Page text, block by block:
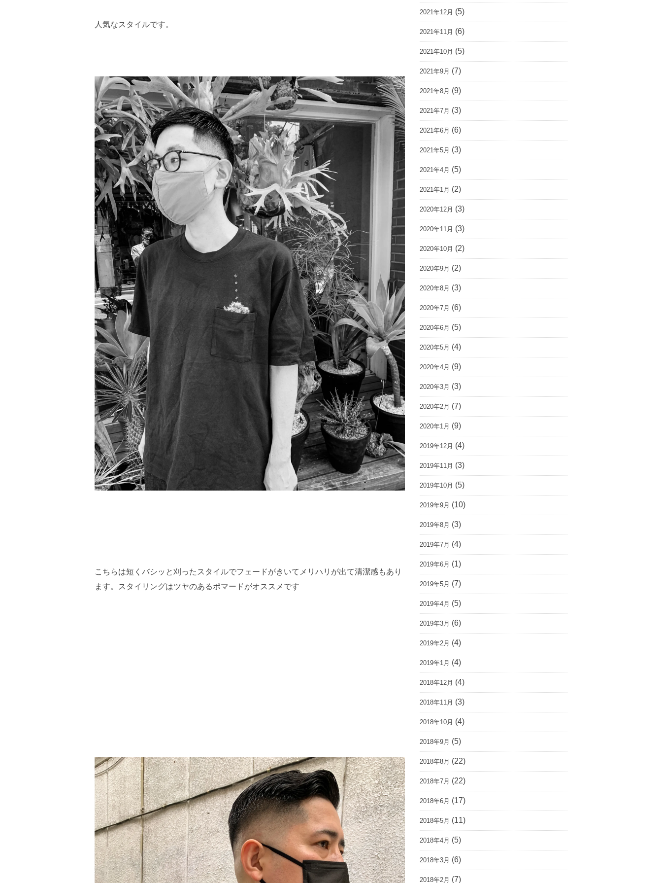
人気なスタイルです。
こちらは短くバシッと刈ったスタイルでフェードがきいてメリハリが出て清潔感もあり
ます。スタイリングはツヤのあるポマードがオススメです
2021年12月 (5)
2021年11月 (6)
2021年10月 (5)
2021年9月 (7)
2021年8月 (9)
2021年7月 (3)
2021年6月 (6)
2021年5月 (3)
2021年4月 (5)
2021年1月 (2)
2020年12月 (3)
2020年11月 (3)
2020年10月 (2)
2020年9月 (2)
2020年8月 (3)
2020年7月 (6)
2020年6月 (5)
2020年5月 (4)
2020年4月 (9)
2020年3月 (3)
2020年2月 (7)
2020年1月 (9)
2019年12月 (4)
2019年11月 (3)
2019年10月 (5)
2019年9月 (10)
2019年8月 (3)
2019年7月 (4)
2019年6月 (1)
2019年5月 (7)
2019年4月 (5)
2019年3月 (6)
2019年2月 (4)
2019年1月 (4)
2018年12月 (4)
2018年11月 (3)
2018年10月 (4)
2018年9月 (5)
2018年8月 (22)
2018年7月 (22)
2018年6月 (17)
2018年5月 (11)
2018年4月 (5)
2018年3月 (6)
2018年2月 (7)